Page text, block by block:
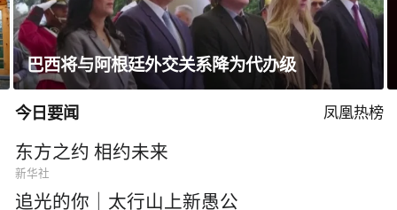
一条隐蔽精干、长期潜伏的道路
今日要闻 凤凰热榜
东方之约 相约未来
新华社
追光的你｜太行山上新愚公